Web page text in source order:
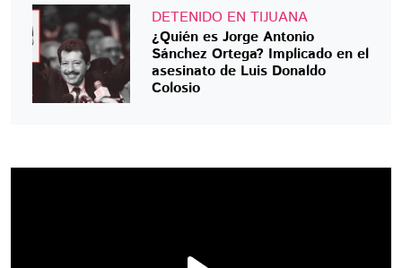
DETENIDO EN TIJUANA
¿Quién es Jorge Antonio
Sánchez Ortega? Implicado en el
asesinato de Luis Donaldo
Colosio